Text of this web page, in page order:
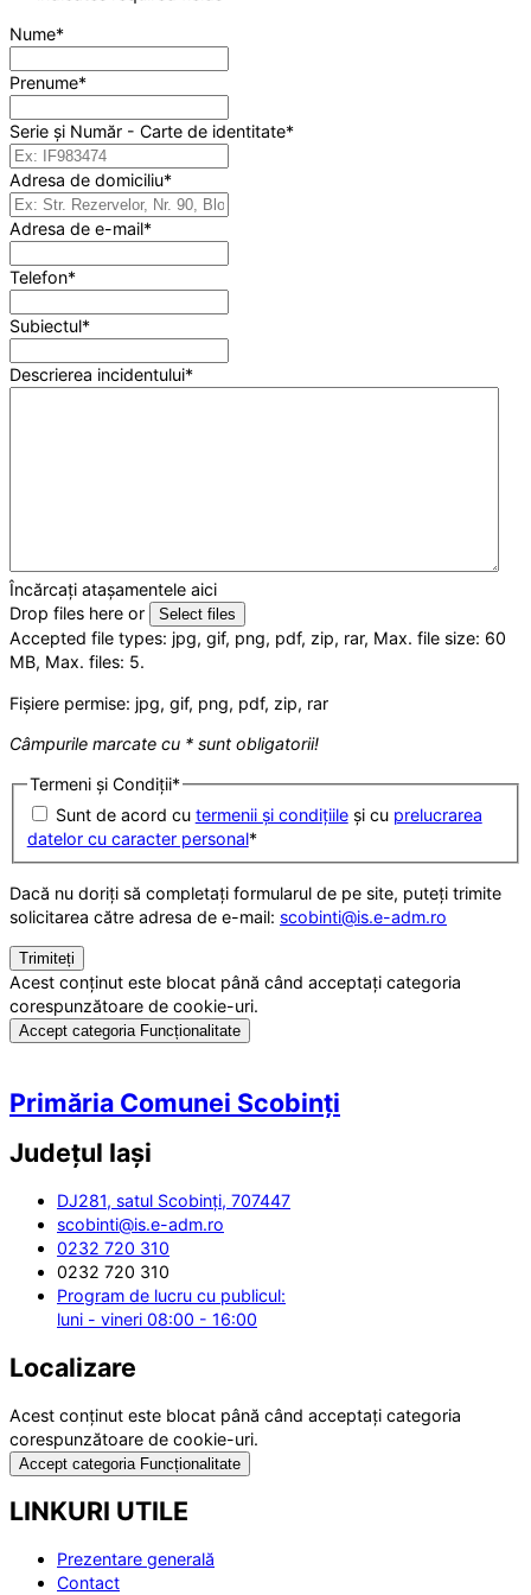
Nume*
Prenume*
Serie și Număr - Carte de identitate*
Adresa de domiciliu*
Adresa de e-mail*
Telefon*
Subiectul*
Descrierea incidentului*
Încărcați atașamentele aici
Drop files here or
Select files
Accepted file types: jpg, gif, png, pdf, zip, rar, Max. file size: 60
MB, Max. files: 5.
Fișiere permise: jpg, gif, png, pdf, zip, rar
Câmpurile marcate cu * sunt obligatorii!
Termeni și Condiții*
Sunt de acord cu termenii și condițiileși cu prelucrarea
datelor cu caracter personal*
Dacă nu doriți să completați formularul de pe site, puteți trimite
solicitarea către adresa de e-mail: scobinti@is.e-adm.ro
Acest conținut este blocat până când acceptați categoria
corespunzătoare de cookie-uri.
Accept categoria Funcționalitate
Primăria Comunei Scobinți
Județul Iași
DJ281, satul Scobinți, 707447
scobinti@is.e-adm.ro
0232 720 310
0232 720 310
Program de lucru cu publicul:
luni - vineri 08:00 - 16:00
Localizare
Acest conținut este blocat până când acceptați categoria
corespunzătoare de cookie-uri.
Accept categoria Funcționalitate
LINKURI UTILE
Prezentare generală
Contact